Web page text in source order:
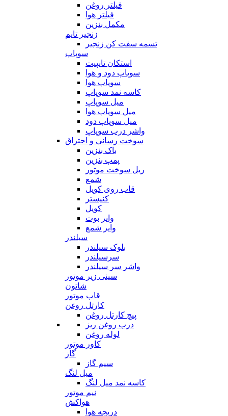
فیلتر روغن
فیلتر هوا
مکمل بنزین
زنجیر تایم
تسمه سفت کن زنجیر
سوپاپ
استکان تایپیت
سوپاپ دود و هوا
سوپاپ هوا
کاسه نمد سوپاپ
میل سوپاپ
میل سوپاپ هوا
میل سوپاپ دود
واشر درب سوپاپ
سوخت رسانی و احتراق
باک بنزین
پمپ بنزین
ریل سوخت موتور
شمع
قاب روی کویل
کنیستر
کویل
وایر بوت
وایر شمع
سیلندر
بلوک سیلندر
سرسیلندر
واشر سر سیلندر
سینی زیر موتور
شاتون
قاب موتور
کارتل روغن
پیچ کارتل روغن
درب روغن ریز
لوله روغن
کاور موتور
گاز
سیم گاز
میل لنگ
کاسه نمد میل لنگ
نیم موتور
هواکش
دریچه هوا